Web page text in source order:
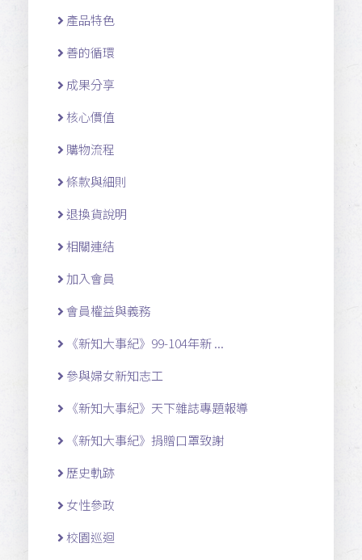
產品特色
善的循環
成果分享
核心價值
購物流程
條款與細則
退換貨說明
相關連結
加入會員
會員權益與義務
《新知大事紀》99-104年新 ...
參與婦女新知志工
《新知大事紀》天下雜誌專題報導
《新知大事紀》捐贈口罩致謝
歷史軌跡
女性參政
校園巡迴